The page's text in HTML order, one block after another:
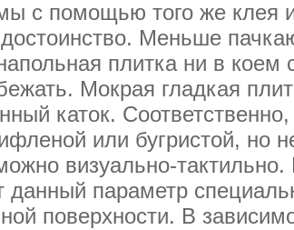
с помощью того же клея
Меньше
плитка ни в коем
Мокрая гладкая
каток.
или бугристой, но
визуально-тактильно.
данный параметр
поверхности. В